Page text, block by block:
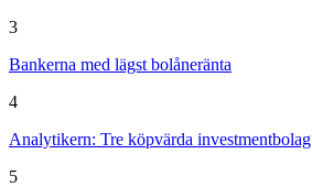
3
Bankerna med lägst bolåneränta
4
Analytikern: Tre köpvärda investmentbolag
5